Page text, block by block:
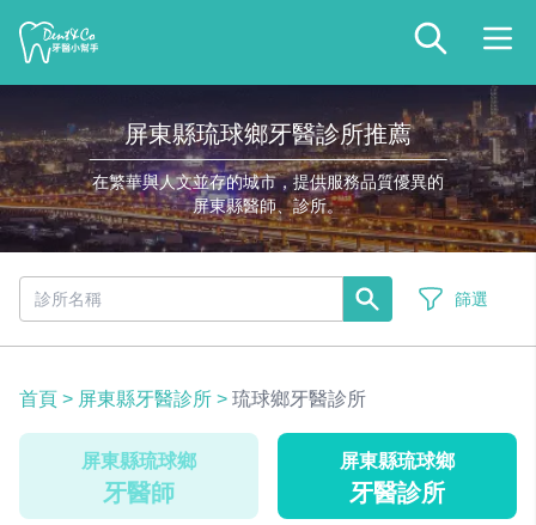
屏東縣琉球鄉牙醫診所推薦
在繁華與人文並存的城市，提供服務品質優異的
屏東縣醫師、診所。
篩選
首頁 > 屏東縣牙醫診所 > 琉球鄉牙醫診所
屏東縣琉球鄉
牙醫師
屏東縣琉球鄉
牙醫診所